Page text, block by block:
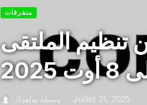
متفرقات
تنظيم الملتقى
وسيلة بولفراد — Juillet 31, 2025